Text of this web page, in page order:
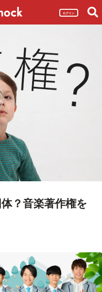
ログイン
？音楽著作権を